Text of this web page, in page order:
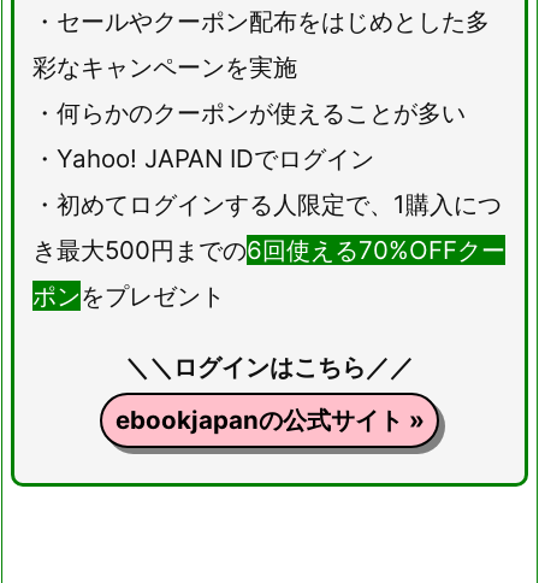
・セールやクーポン配布をはじめとした多
彩なキャンペーンを実施
・何らかのクーポンが使えることが多い
・Yahoo! JAPAN IDでログイン
・初めてログインする人限定で、1購入につ
き最大500円までの6回使える70%OFFクー
ポンをプレゼント
＼＼ログインはこちら／／
ebookjapanの公式サイト »